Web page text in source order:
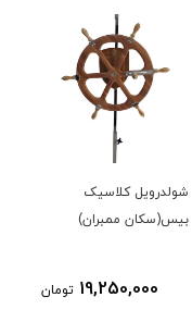
شولدرویل کلاسیک
بیس(سکان ممبران)
19,250,000 تومان